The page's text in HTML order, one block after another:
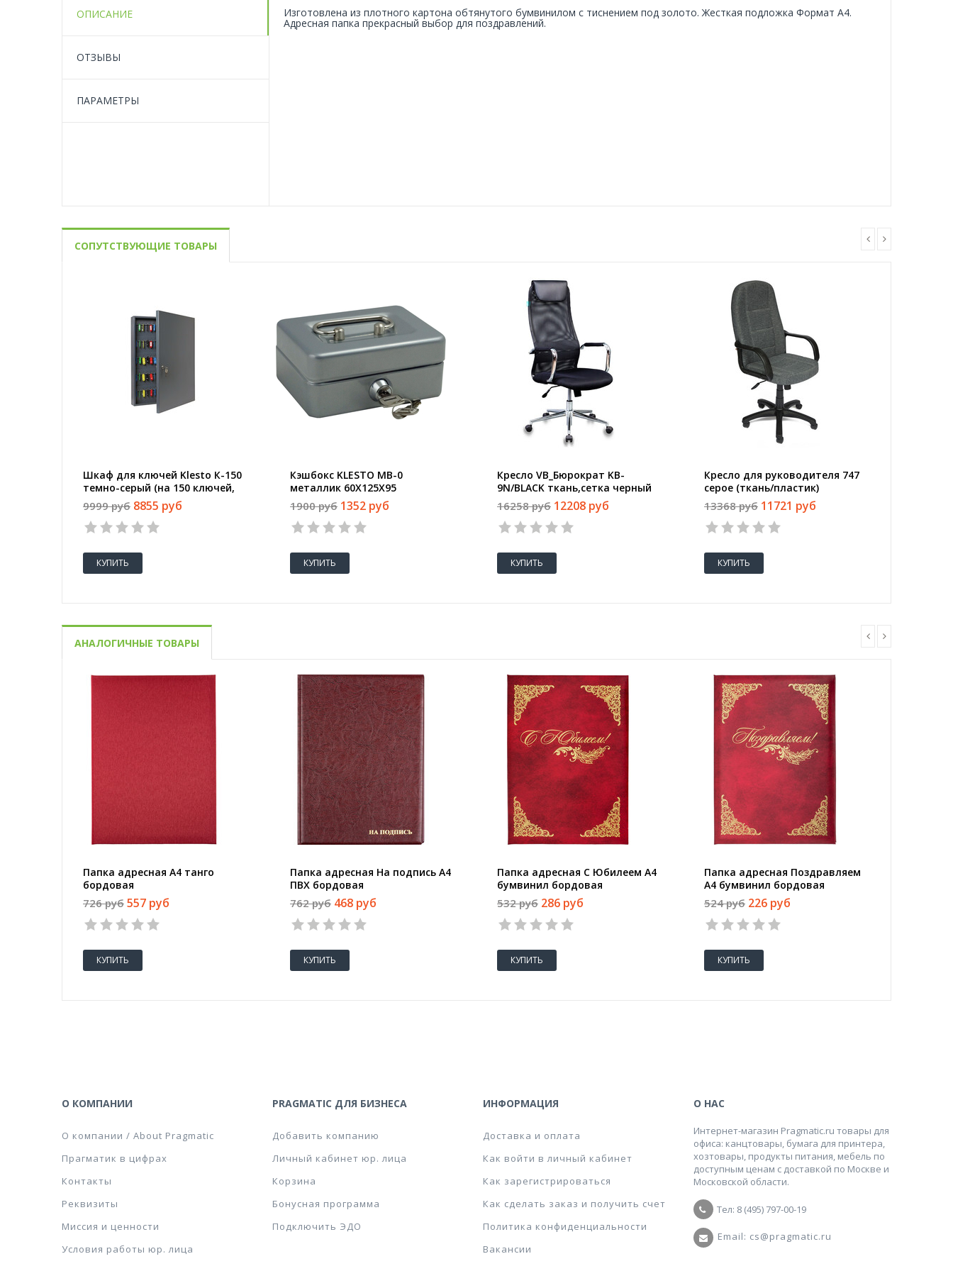
ОПИСАНИЕ
ОТЗЫВЫ
ПАРАМЕТРЫ
Изготовлена из плотного картона обтянутого бумвинилом с тиснением под золото. Жесткая подложка Формат А4.
Адресная папка прекрасный выбор для поздравлений.
СОПУТСТВУЮЩИЕ ТОВАРЫ
Шкаф для ключей Klesto К-150
темно-серый (на 150 ключей,
металл)
9999 руб 8855 руб
КУПИТЬ
Кэшбокс KLESTO MB-0
металлик 60X125X95
1900 руб 1352 руб
КУПИТЬ
Кресло VB_Бюрократ KB-
9N/BLACK ткань,сетка черный
TW-01 TW-11, хром
16258 руб 12208 руб
КУПИТЬ
Кресло для руководителя 747
серое (ткань/пластик)
13368 руб 11721 руб
КУПИТЬ
АНАЛОГИЧНЫЕ ТОВАРЫ
Папка адресная А4 танго
бордовая
726 руб 557 руб
КУПИТЬ
Папка адресная На подпись А4
ПВХ бордовая
762 руб 468 руб
КУПИТЬ
Папка адресная С Юбилеем А4
бумвинил бордовая
532 руб 286 руб
КУПИТЬ
Папка адресная Поздравляем
А4 бумвинил бордовая
524 руб 226 руб
КУПИТЬ
О КОМПАНИИ
О компании / About Pragmatic
Прагматик в цифрах
Контакты
Реквизиты
Миссия и ценности
Условия работы юр. лица
PRAGMATIC ДЛЯ БИЗНЕСА
Добавить компанию
Личный кабинет юр. лица
Корзина
Бонусная программа
Подключить ЭДО
ИНФОРМАЦИЯ
Доставка и оплата
Как войти в личный кабинет
Как зарегистрироваться
Как сделать заказ и получить счет
Политика конфиденциальности
Вакансии
О НАС
Интернет-магазин Pragmatic.ru товары для
офиса: канцтовары, бумага для принтера,
хозтовары, продукты питания, мебель по
доступным ценам с доставкой по Москве и
Московской области.
Тел: 8 (495) 797-00-19
Email: cs@pragmatic.ru